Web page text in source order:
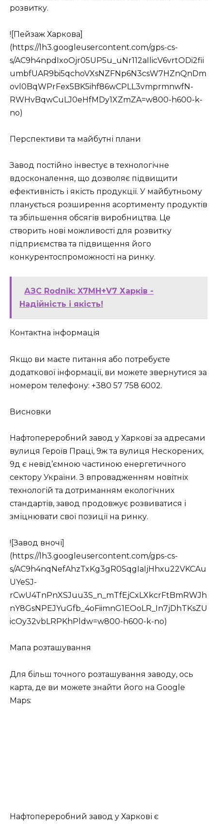
розвитку.
![Пейзаж Харкова]
(https://lh3.googleusercontent.com/gps-cs-
s/AC9h4npdIxoOjr05UP5u_uNr112aIlicV6vrtODi2fii
umbfUAR9bi5qchoVXsNZFNp6N3csW7HZnQnDm
ovl0BqWPrFex5BK5ihf86wCPLL3vmprmnwfN-
RWHvBqwCuLJ0eHfMDy1XZmZA=w800-h600-k-
no)
Перспективи та майбутні плани
Завод постійно інвестує в технологічне
вдосконалення, що дозволяє підвищити
ефективність і якість продукції. У майбутньому
планується розширення асортименту продуктів
та збільшення обсягів виробництва. Це
створить нові можливості для розвитку
підприємства та підвищення його
конкурентоспроможності на ринку.
АЗС Rodnik: X7MH+V7 Харків -
Надійність і якість!
Контактна інформація
Якщо ви маєте питання або потребуєте
додаткової інформації, ви можете звернутися за
номером телефону: +380 57 758 6002.
Висновки
Нафтопереробний завод у Харкові за адресами
вулиця Героїв Праці, 9ж та вулиця Нескорених,
9д є невід’ємною частиною енергетичного
сектору України. З впровадженням новітніх
технологій та дотриманням екологічних
стандартів, завод продовжує розвиватися і
зміцнювати свої позиції на ринку.
![Завод вночі]
(https://lh3.googleusercontent.com/gps-cs-
s/AC9h4nqNefAhzTxKg3gR0SqgIaIjHhxu22VKCAu
UYeSJ-
rCwU4TnPnXSJuu3S_n_mTfEjCxLXkcrFtBmRWJh
nY8GsNPEJYuGfb_4oFiimnG1EOoLR_In7jDhTKsZU
icOy32vbLRPKhPldw=w800-h600-k-no)
Мапа розташування
Для більш точного розташування заводу, ось
карта, де ви можете знайти його на Google
Maps:
Нафтопереробний завод у Харкові є